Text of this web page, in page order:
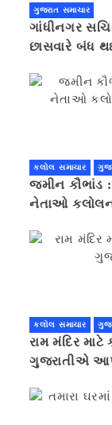
ગુજરાત સમાચાર
ગાંધીનગર
છાસવારે બંધ
કલોલ સમાચાર
જમીન કૌભાંડ
નેતાઓ
કલોલ સમાચાર
રામ મંદિર
ગુજરાતીએ